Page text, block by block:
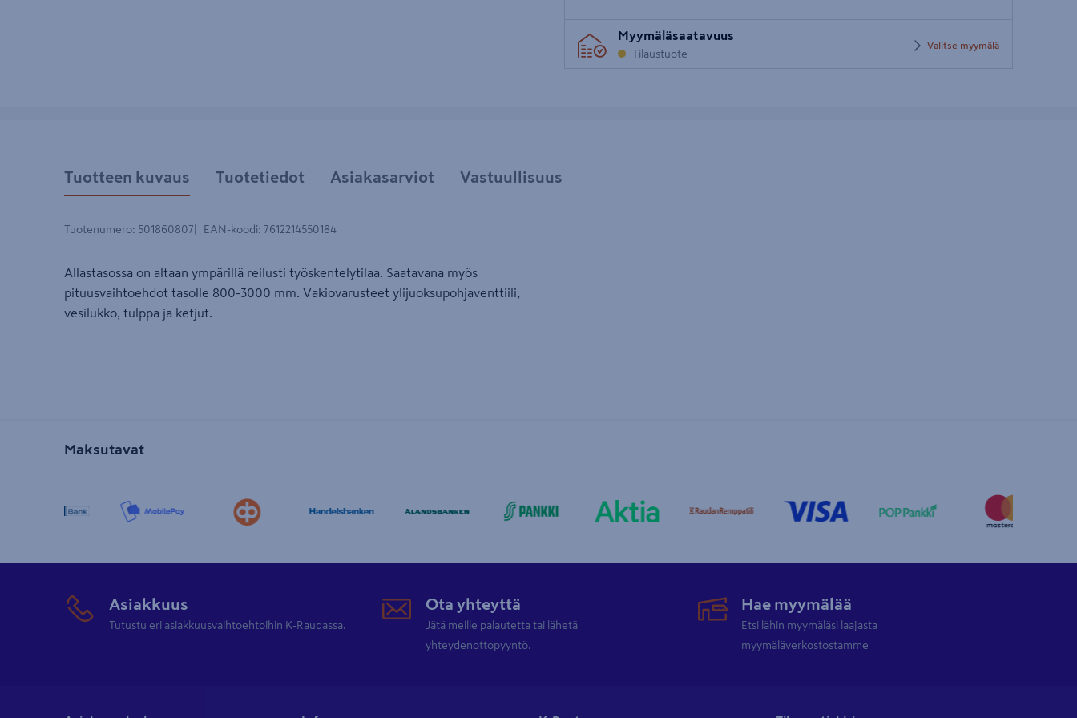
postinumero
Myymäläsaatavuus
Tilaustuote
Valitse myymälä
Tuotteen kuvaus Tuotetiedot Asiakasarviot Vastuullisuus
Tuotenumero: 501860807 EAN-koodi: 7612214550184
Allastasossa on altaan ympärillä reilusti työskentelytilaa. Saatavana myös
pituusvaihtoehdot tasolle 800-3000 mm. Vakiovarusteet ylijuoksupohjaventtiili,
vesilukko, tulppa ja ketjut.
Maksutavat
Asiakkuus
Tutustu eri asiakkuusvaihtoehtoihin K-Raudassa.
Ota yhteyttä
Jätä meille palautetta tai lähetä
yhteydenottopyyntö.
Hae myymälää
Etsi lähin myymäläsi laajasta
myymäläverkostostamme